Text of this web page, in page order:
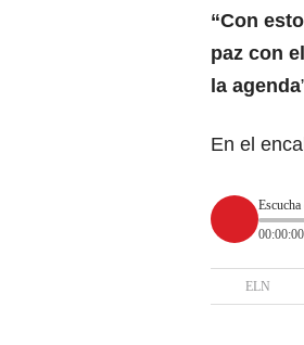
“Con
paz con
la agenda
En el
00:00:00
ELN